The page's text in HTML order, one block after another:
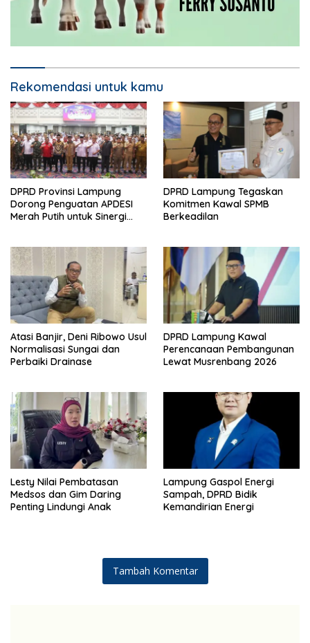
Rekomendasi untuk kamu
DPRD Provinsi Lampung
Dorong Penguatan APDESI
Merah Putih untuk Sinergi
DPRD Lampung Tegaskan
Komitmen Kawal SPMB
Berkeadilan
Atasi Banjir, Deni Ribowo Usul
Normalisasi Sungai dan
Perbaiki Drainase
DPRD Lampung Kawal
Perencanaan Pembangunan
Lewat Musrenbang 2026
Lesty Nilai Pembatasan
Medsos dan Gim Daring
Penting Lindungi Anak
Lampung Gaspol Energi
Sampah, DPRD Bidik
Kemandirian Energi
Tambah Komentar